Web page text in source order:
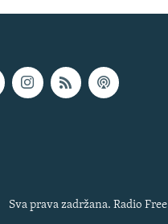
Sva prava zadržana. Radio